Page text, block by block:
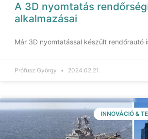
A 3D nyomtatás
alkalmazásai
Már 3D nyomtatással készült rendőrautó
Prófusz György 2024.02.21.
INNOVÁCIÓ &